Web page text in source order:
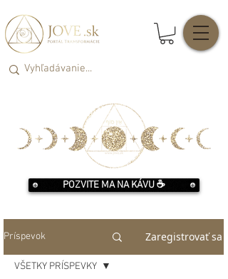
POZVITE MA NA KÁVU ☕️
Príspevok Zaregistrovať sa
VŠETKY PRÍSPEVKY